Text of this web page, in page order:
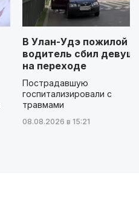
В Улан-Удэ пожилой
водитель сбил
на переходе
Пострадавшую
госпитализировали с
травмами
08.08.2026 в 15:21